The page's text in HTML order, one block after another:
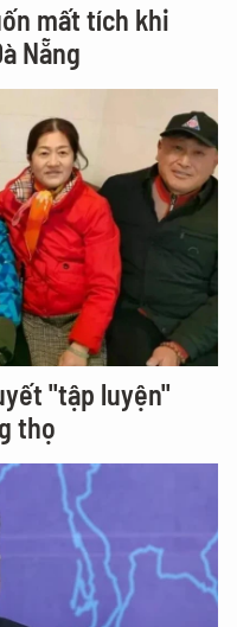
mất tích khi
Nẵng
"tập luyện"
thọ